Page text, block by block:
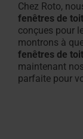
Chez Roto,
fenêtres de
conçues pour
montrons à
fenêtres de
maintenant
parfaite pour